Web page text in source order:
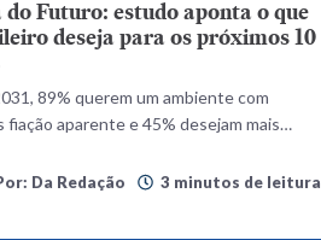
do Futuro: estudo aponta o que
deseja para os próximos 10
89% querem um ambiente com
fiação aparente e 45% desejam mais
conectados via wifi
Da Redação 3 minutos de leitura